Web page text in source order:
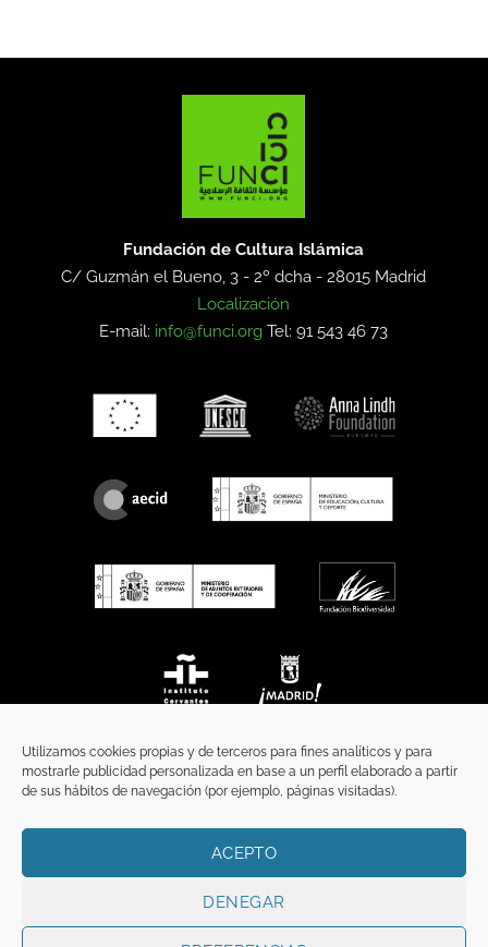
Utilizamos cookies propias y de terceros para fines analíticos y para
mostrarle publicidad personalizada en base a un perfil elaborado a partir
de sus hábitos de navegación (por ejemplo, páginas visitadas).
ACEPTO
DENEGAR
Fundación de Cultura Islámica
C/ Guzmán el Bueno, 3 - 2º dcha -28015 Madrid
Localización
E-mail: info@funci.org Tel: 91 543 46 73
TÉRMINOS Y CONDICIONES
Copyright 2026 ©FunciFUNCI es titular de los derechos de propiedad